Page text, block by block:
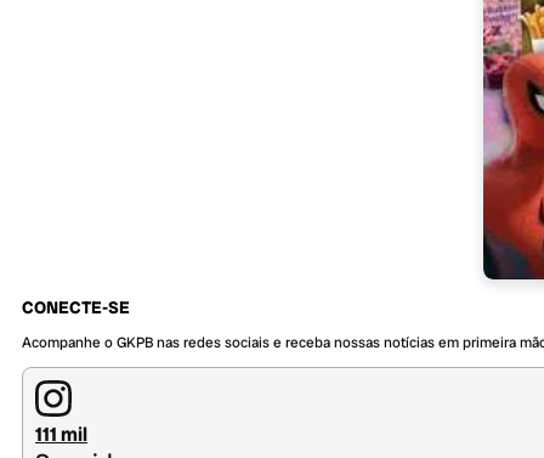
CONECTE-SE
Acompanhe o GKPB nas redes sociais e receba nossas notícias em primeira
111 mil